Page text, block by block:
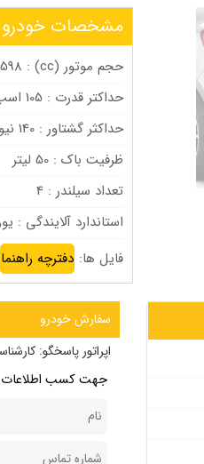
مشخصات خودرو
حجم موتور (cc) : 1598
حداکتر قدرت : 105 اسب بخار در 5750 دور در دقیقه
حداکثر گشتاور : 140 نیوتن متر در 3750 دور در دقیقه
ظرفیت باک : 50 لیتر
تعداد سیلندر : 4
استاندارد آلایندگی :
فایل ها: دفترچه راهنما
سفارش خودرو
اپراتور پاسخگو:
جهت کسب اطلاعات